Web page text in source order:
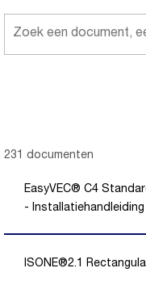
Showing 1 -20of
231 documenten
EasyVEC® C4
- Installatiehandleiding
ISONE®2.1